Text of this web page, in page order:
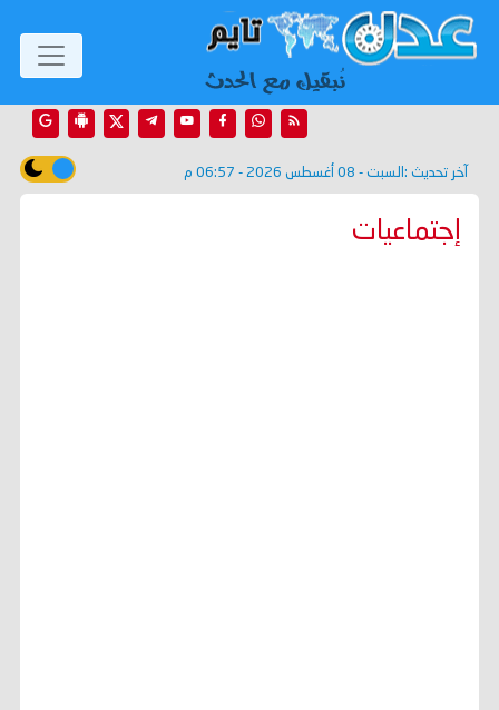
آخر تحديث : السبت - 08 أغسطس 2026 - 06:57 م
إجتماعيات